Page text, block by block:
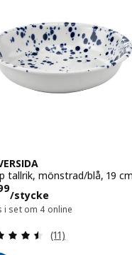
Totalt antal
tallrik, mönstrad/blå, 19
/stycke
3,99/
i set om 4 online
Recension:
(11)